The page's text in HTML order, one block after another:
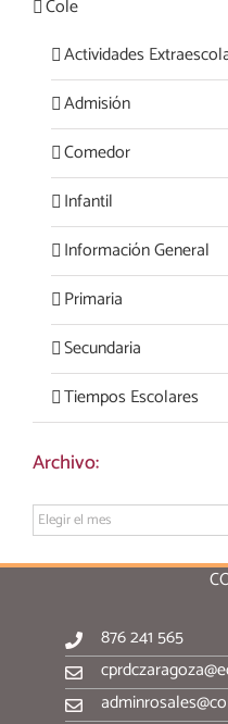
Cole
Actividades
Admisión
Comedor
Infantil
Información General
Primaria
Secundaria
Tiempos Escolares
Archivo:
Archivo:
876 241 565